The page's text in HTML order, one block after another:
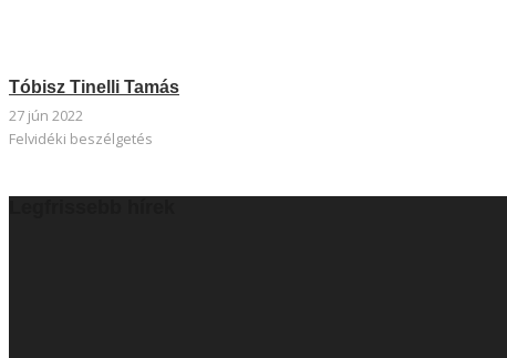
Tóbisz Tinelli Tamás
27 jún 2022
Felvidéki beszélgetés